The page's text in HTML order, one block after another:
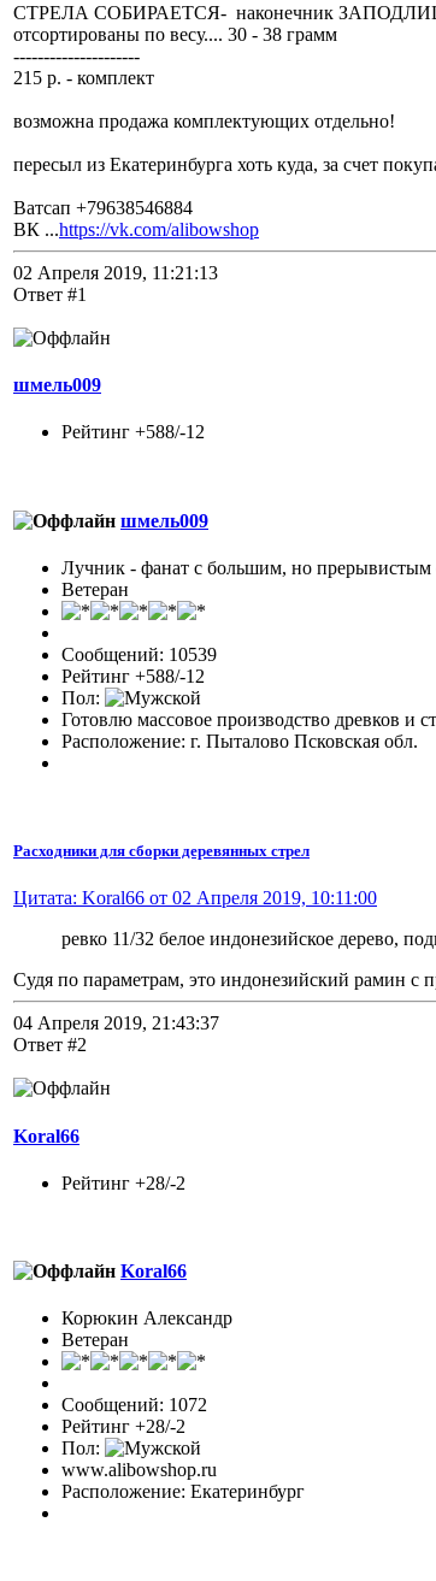
СТРЕЛА СОБИРАЕТСЯ- наконечник ЗАПОДЛИЦО
отсортированы по весу.... 30 - 38 грамм
---------------------
215 р. - комплект
возможна продажа комплектующих отдельно!
пересыл из Екатеринбурга хоть куда, за счет
Ватсап +79638546884
ВК ...https://vk.com/alibowshop
02 Апреля 2019, 11:21:13
Ответ #1
шмель009
Рейтинг +588/-12
шмель009
Лучник - фанат с большим, но прерывистым
Ветеран
Сообщений: 10539
Рейтинг +588/-12
Пол:
Готовлю массовое производство древков и
Расположение: г. Пыталово Псковская обл.
Расходники для сборки деревянных стрел
Цитата: Koral66 от 02 Апреля 2019, 10:11:00
ревко 11/32 белое индонезийское дерево,
Судя по параметрам, это индонезийский рамин с
04 Апреля 2019, 21:43:37
Ответ #2
Koral66
Рейтинг +28/-2
Koral66
Корюкин Александр
Ветеран
Сообщений: 1072
Рейтинг +28/-2
Пол:
www.alibowshop.ru
Расположение: Екатеринбург